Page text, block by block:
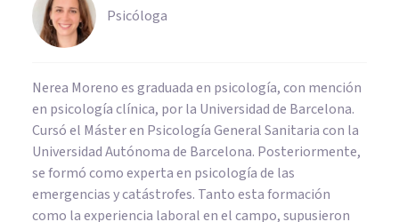
Psicóloga
Nerea Moreno es graduada en psicología, con mención
en psicología clínica, por la Universidad de Barcelona.
Cursó el Máster en Psicología General Sanitaria con la
Universidad Autónoma de Barcelona. Posteriormente,
se formó como experta en psicología de las
emergencias y catástrofes. Tanto esta formación
como la experiencia laboral en el campo, supusieron